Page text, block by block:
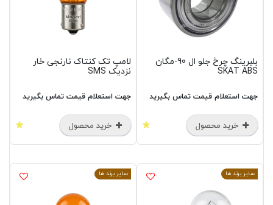
بلبرینگ چرخ جلو ال 90-مگان
SKAT ABS
جهت استعلام قیمت تماس بگیرید
خرید محصول
لامپ تک کنتاک نارنجی خار
نزدیک SMS
جهت استعلام قیمت تماس بگیرید
خرید محصول
سایر برند ها سایر برند ها